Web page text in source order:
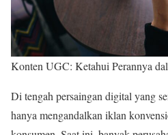
Konten UGC: Ketahui Perannya
Di tengah persaingan digital yang
hanya mengandalkan iklan